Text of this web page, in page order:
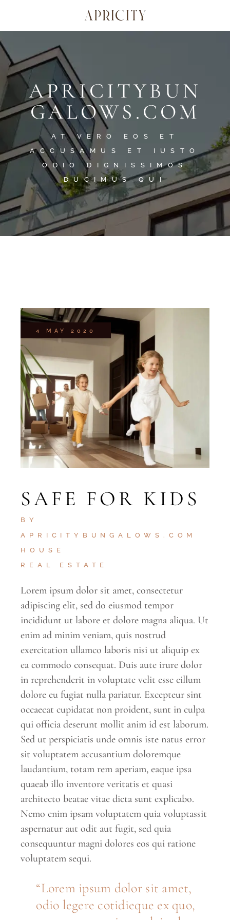
APRICITYBUN
GALOWS.COM
AT VERO EOS ET
ACCUSAMUS ET IUSTO
ODIO DIGNISSIMOS
DUCIMUS QUI
4 MAY 2020
SAFE FOR KIDS
BY
APRICITYBUNGALOWS.COM
HOUSE
REAL ESTATE
Lorem ipsum dolor sit amet, consectetur
adipiscing elit, sed do eiusmod tempor
incididunt ut labore et dolore magna aliqua. Ut
enim ad minim veniam, quis nostrud
exercitation ullamco laboris nisi ut aliquip ex
ea commodo consequat. Duis aute irure dolor
in reprehenderit in voluptate velit esse cillum
dolore eu fugiat nulla pariatur. Excepteur sint
occaecat cupidatat non proident, sunt in culpa
qui officia deserunt mollit anim id est laborum.
Sed ut perspiciatis unde omnis iste natus error
sit voluptatem accusantium doloremque
laudantium, totam rem aperiam, eaque ipsa
quaeab illo inventore veritatis et quasi
architecto beatae vitae dicta sunt explicabo.
Nemo enim ipsam voluptatem quia voluptassit
aspernatur aut odit aut fugit, sed quia
consequuntur magni dolores eos qui ratione
voluptatem sequi.
Lorem ipsum dolor sit amet,
odio legere cotidieque ex quo,